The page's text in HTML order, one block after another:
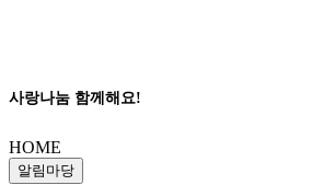
사랑나눔 함께해요!
HOME
알림마당